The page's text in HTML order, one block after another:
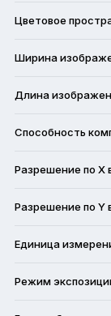
Цветовое
Ширина
Длина
Способность
Разрешение по X
Разрешение по Y
Единица
Режим